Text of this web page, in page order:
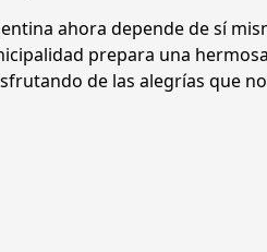
ahora depende de sí
prepara una
de las alegrías que